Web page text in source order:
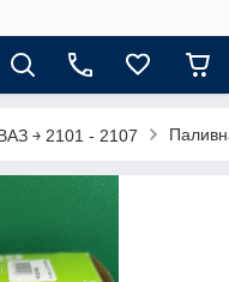
￫ 2101 - 2107